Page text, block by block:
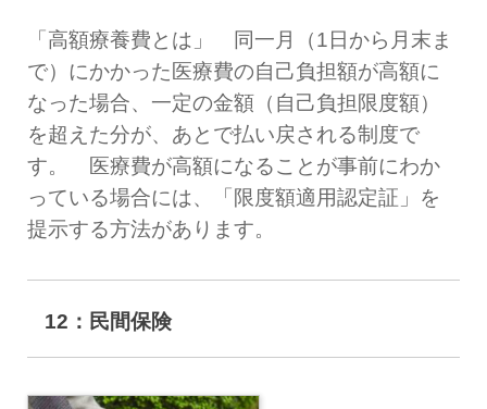
「高額療養費とは」 同一月（1日から月末ま
で）にかかった医療費の自己負担額が高額に
なった場合、一定の金額（自己負担限度額）
を超えた分が、あとで払い戻される制度で
す。 医療費が高額になることが事前にわか
っている場合には、「限度額適用認定証」を
提示する方法があります。
12：民間保険